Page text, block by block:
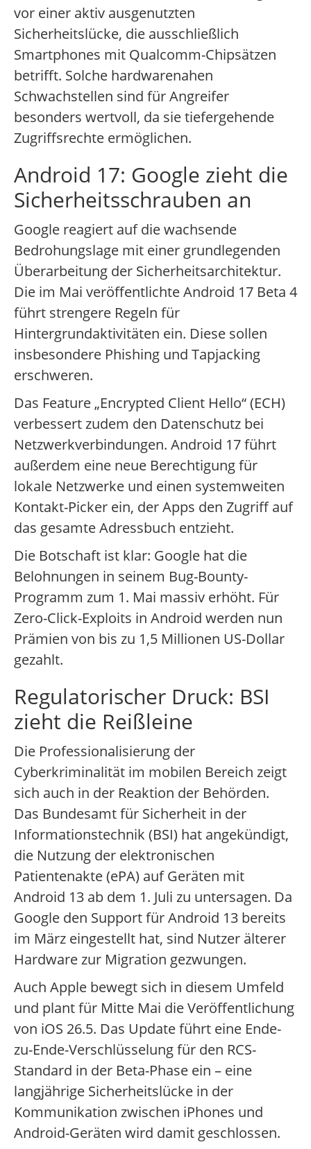
vor einer aktiv ausgenutzten
Sicherheitslücke, die ausschließlich
Smartphones mit Qualcomm-Chipsätzen
betrifft. Solche hardwarenahen
Schwachstellen sind für Angreifer
besonders wertvoll, da sie tiefergehende
Zugriffsrechte ermöglichen.
Android 17: Google zieht die
Sicherheitsschrauben an
Google reagiert auf die wachsende
Bedrohungslage mit einer grundlegenden
Überarbeitung der Sicherheitsarchitektur.
Die im Mai veröffentlichte Android 17 Beta 4
führt strengere Regeln für
Hintergrundaktivitäten ein. Diese sollen
insbesondere Phishing und Tapjacking
erschweren.
Das Feature „Encrypted Client Hello“ (ECH)
verbessert zudem den Datenschutz bei
Netzwerkverbindungen. Android 17 führt
außerdem eine neue Berechtigung für
lokale Netzwerke und einen systemweiten
Kontakt-Picker ein, der Apps den Zugriff auf
das gesamte Adressbuch entzieht.
Die Botschaft ist klar: Google hat die
Belohnungen in seinem Bug-Bounty-
Programm zum 1. Mai massiv erhöht. Für
Zero-Click-Exploits in Android werden nun
Prämien von bis zu 1,5 Millionen US-Dollar
gezahlt.
Regulatorischer Druck: BSI
zieht die Reißleine
Die Professionalisierung der
Cyberkriminalität im mobilen Bereich zeigt
sich auch in der Reaktion der Behörden.
Das Bundesamt für Sicherheit in der
Informationstechnik (BSI) hat angekündigt,
die Nutzung der elektronischen
Patientenakte (ePA) auf Geräten mit
Android 13 ab dem 1. Juli zu untersagen. Da
Google den Support für Android 13 bereits
im März eingestellt hat, sind Nutzer älterer
Hardware zur Migration gezwungen.
Auch Apple bewegt sich in diesem Umfeld
und plant für Mitte Mai die Veröffentlichung
von iOS 26.5. Das Update führt eine Ende-
zu-Ende-Verschlüsselung für den RCS-
Standard in der Beta-Phase ein – eine
langjährige Sicherheitslücke in der
Kommunikation zwischen iPhones und
Android-Geräten wird damit geschlossen.